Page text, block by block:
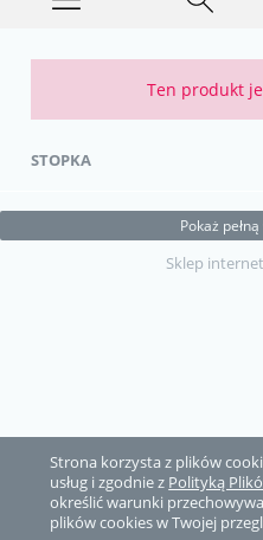
Strona korzysta z plików
usług i zgodnie z Polityką
określić warunki
plików cookies w Twojej
Ten produkt
STOPKA
Pokaż
Sklep